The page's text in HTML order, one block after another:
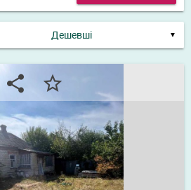
▼
share star_border